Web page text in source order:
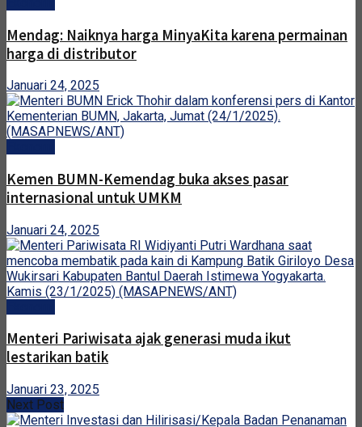
Mendag: Naiknya harga MinyaKita karena permainan
harga di distributor
Januari 24, 2025
Kemen BUMN-Kemendag buka akses pasar
internasional untuk UMKM
Januari 24, 2025
Menteri Pariwisata ajak generasi muda ikut
lestarikan batik
Januari 23, 2025
Next Post